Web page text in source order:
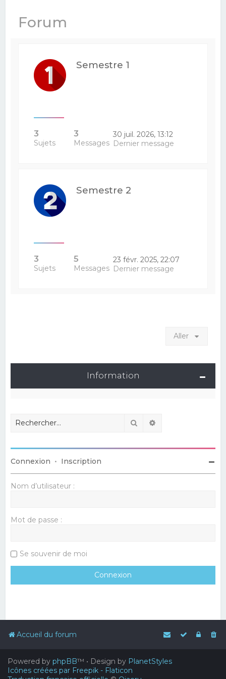
Forum
Semestre 1
3
Sujets
3
Messages
30 juil. 2026, 13:12
Dernier message
Semestre 2
3
Sujets
5
Messages
23 févr. 2025, 22:07
Dernier message
Aller
Information
Rechercher
Connexion • Inscription
Nom d’utilisateur :
Mot de passe :
Se souvenir de moi
Accueil du forum
Powered by phpBB™ • Design by PlanetStyles
Icônes créées par Freepik - Flaticon